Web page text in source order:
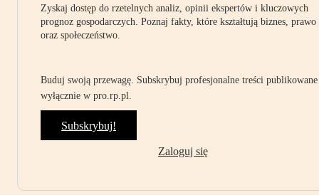
Zyskaj dostęp do rzetelnych analiz, opinii ekspertów i kluczowych
prognoz gospodarczych. Poznaj fakty, które kształtują biznes, prawo
oraz społeczeństwo.
Buduj swoją przewagę. Subskrybuj profesjonalne treści publikowane
wyłącznie w pro.rp.pl.
Subskrybuj!
Zaloguj się